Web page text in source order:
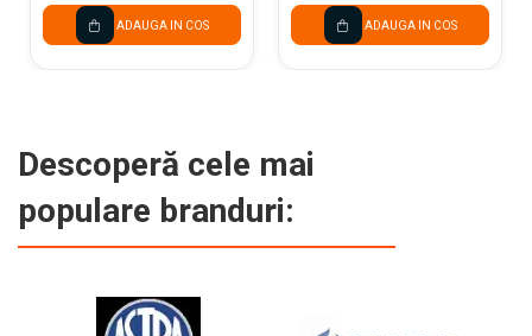
ADAUGA IN COS ADAUGA IN COS
Descoperă cele mai
populare branduri: